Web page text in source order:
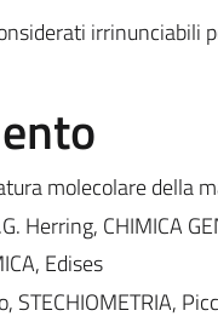
irrinunciabili
molecolare della
Herring, CHIMICA
Edises
STECHIOMETRIA,